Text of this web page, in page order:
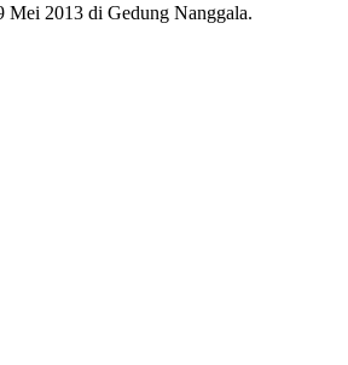
Mei 2013 di Gedung Nanggala.